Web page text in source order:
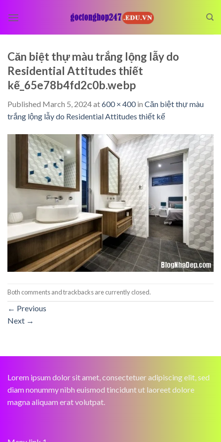
Căn biệt thự màu trắng lộng lẫy do
Residential Attitudes thiết
kế_65e78b4fd2c0b.webp
Published March 5, 2024at600 × 400in Căn biệt thự màu
trắng lộng lẫy do Residential Attitudes thiết kế
Both comments and trackbacks are currently closed.
← Previous
Next →
Lorem ipsum dolor sit amet, consectetuer adipiscing elit, sed
diam nonummy nibh euismod tincidunt ut laoreet dolore
magna aliquam erat volutpat.